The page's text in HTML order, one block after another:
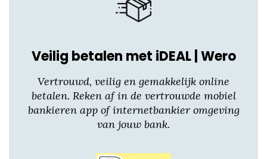
Veilig betalen met iDEAL | Wero
Vertrouwd, veilig en gemakkelijk online
betalen. Reken af in de vertrouwde mobiel
bankieren app of internetbankier omgeving
van jouw bank.